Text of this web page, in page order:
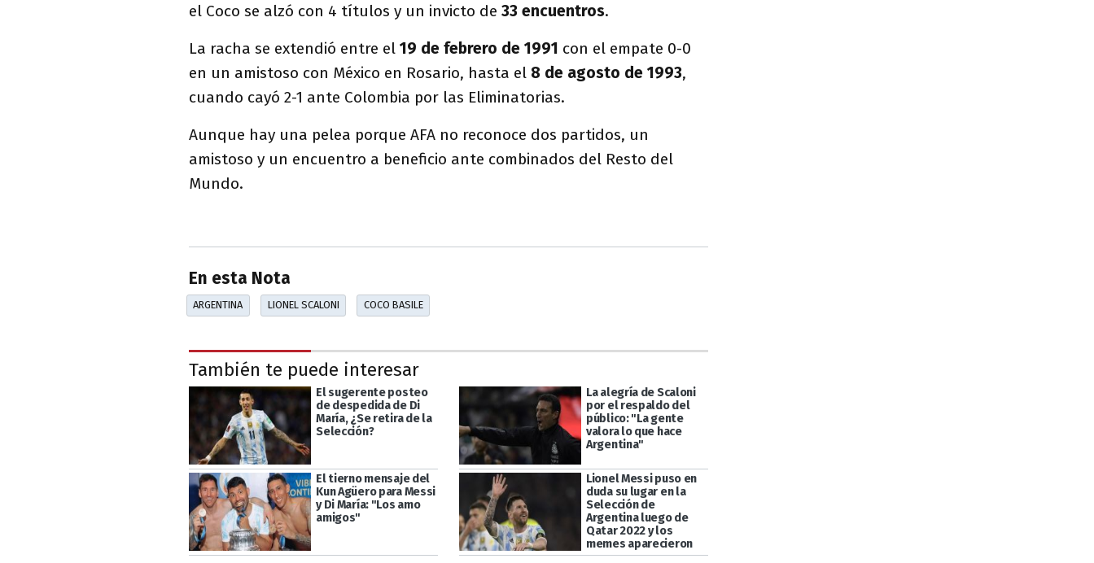
el Coco se alzó con 4 títulos y un invicto de 33 encuentros.
La racha se extendió entre el 19 de febrero de 1991 con el empate 0-0
en un amistoso con México en Rosario, hasta el 8 de agosto de 1993,
cuando cayó 2-1 ante Colombia por las Eliminatorias.
Aunque hay una pelea porque AFA no reconoce dos partidos, un
amistoso y un encuentro a beneficio ante combinados del Resto del
Mundo.
En esta Nota
ARGENTINA LIONEL SCALONI COCO BASILE
También te puede interesar
El sugerente posteo
de despedida de Di
María, ¿Se retira de la
Selección?
La alegría de Scaloni
por el respaldo del
público: "La gente
valora lo que hace
Argentina"
El tierno mensaje del
Kun Agüero para Messi
y Di María: "Los amo
amigos"
Lionel Messi puso en
duda su lugar en la
Selección de
Argentina luego de
Qatar 2022 y los
memes aparecieron